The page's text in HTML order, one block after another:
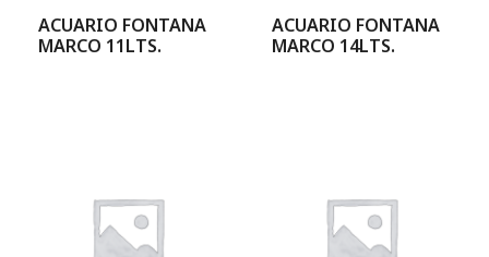
ACUARIO FONTANA
MARCO 11LTS.
ACUARIO FONTANA
MARCO 14LTS.